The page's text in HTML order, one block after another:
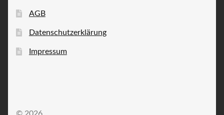
AGB
Datenschutzerklärung
Impressum
© 2026